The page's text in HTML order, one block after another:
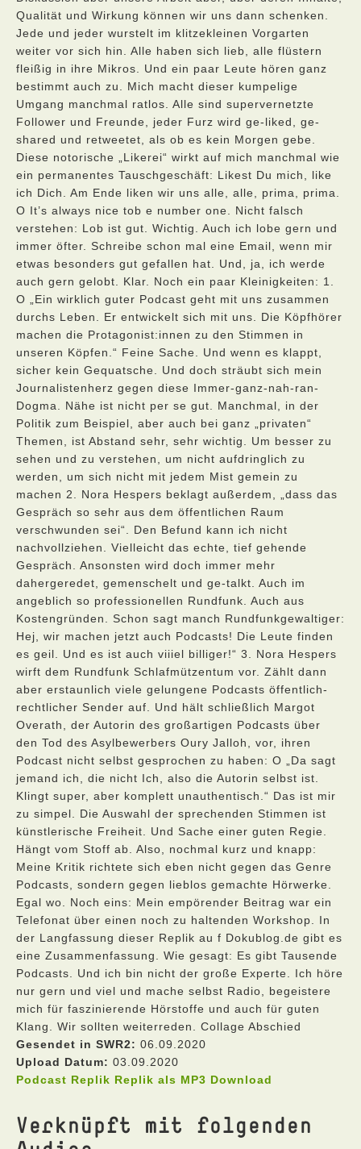
Qualität und Wirkung können wir uns dann schenken.
Jede und jeder wurstelt im klitzekleinen Vorgarten
weiter vor sich hin. Alle haben sich lieb, alle flüstern
fleißig in ihre Mikros. Und ein paar Leute hören ganz
bestimmt auch zu. Mich macht dieser kumpelige
Umgang manchmal ratlos. Alle sind supervernetzte
Follower und Freunde, jeder Furz wird ge-liked, ge-
shared und retweetet, als ob es kein Morgen gebe.
Diese notorische „Likerei“ wirkt auf mich manchmal wie
ein permanentes Tauschgeschäft: Likest Du mich, like
ich Dich. Am Ende liken wir uns alle, alle, prima, prima.
O It’s always nice tob e number one. Nicht falsch
verstehen: Lob ist gut. Wichtig. Auch ich lobe gern und
immer öfter. Schreibe schon mal eine Email, wenn mir
etwas besonders gut gefallen hat. Und, ja, ich werde
auch gern gelobt. Klar. Noch ein paar Kleinigkeiten: 1.
O „Ein wirklich guter Podcast geht mit uns zusammen
durchs Leben. Er entwickelt sich mit uns. Die Köpfhörer
machen die Protagonist:innen zu den Stimmen in
unseren Köpfen.“ Feine Sache. Und wenn es klappt,
sicher kein Gequatsche. Und doch sträubt sich mein
Journalistenherz gegen diese Immer-ganz-nah-ran-
Dogma. Nähe ist nicht per se gut. Manchmal, in der
Politik zum Beispiel, aber auch bei ganz „privaten“
Themen, ist Abstand sehr, sehr wichtig. Um besser zu
sehen und zu verstehen, um nicht aufdringlich zu
werden, um sich nicht mit jedem Mist gemein zu
machen 2. Nora Hespers beklagt außerdem, „dass das
Gespräch so sehr aus dem öffentlichen Raum
verschwunden sei“. Den Befund kann ich nicht
nachvollziehen. Vielleicht das echte, tief gehende
Gespräch. Ansonsten wird doch immer mehr
dahergeredet, gemenschelt und ge-talkt. Auch im
angeblich so professionellen Rundfunk. Auch aus
Kostengründen. Schon sagt manch Rundfunkgewaltiger:
Hej, wir machen jetzt auch Podcasts! Die Leute finden
es geil. Und es ist auch viiiel billiger!“ 3. Nora Hespers
wirft dem Rundfunk Schlafmützentum vor. Zählt dann
aber erstaunlich viele gelungene Podcasts öffentlich-
rechtlicher Sender auf. Und hält schließlich Margot
Overath, der Autorin des großartigen Podcasts über
den Tod des Asylbewerbers Oury Jalloh, vor, ihren
Podcast nicht selbst gesprochen zu haben: O „Da sagt
jemand ich, die nicht Ich, also die Autorin selbst ist.
Klingt super, aber komplett unauthentisch.“ Das ist mir
zu simpel. Die Auswahl der sprechenden Stimmen ist
künstlerische Freiheit. Und Sache einer guten Regie.
Hängt vom Stoff ab. Also, nochmal kurz und knapp:
Meine Kritik richtete sich eben nicht gegen das Genre
Podcasts, sondern gegen lieblos gemachte Hörwerke.
Egal wo. Noch eins: Mein empörender Beitrag war ein
Telefonat über einen noch zu haltenden Workshop. In
der Langfassung dieser Replik au f Dokublog.de gibt es
eine Zusammenfassung. Wie gesagt: Es gibt Tausende
Podcasts. Und ich bin nicht der große Experte. Ich höre
nur gern und viel und mache selbst Radio, begeistere
mich für faszinierende Hörstoffe und auch für guten
Klang. Wir sollten weiterreden. Collage Abschied
Gesendet in SWR2: 06.09.2020
Upload Datum: 03.09.2020
Podcast Replik Replik als MP3 Download
Verknüpft mit folgenden